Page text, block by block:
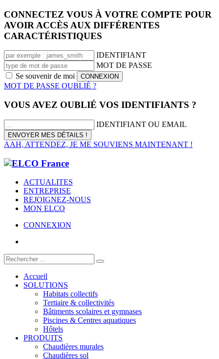
CONNECTEZ VOUS À VOTRE COMPTE POUR
AVOIR ACCÈS AUX DIFFÉRENTES
CARACTÉRISTIQUES
IDENTIFIANT
MOT DE PASSE
Se souvenir de moi
MOT DE PASSE OUBLIÉ ?
VOUS AVEZ OUBLIÉ VOS IDENTIFIANTS ?
IDENTIFIANT OU EMAIL
AAH, ATTENDEZ, JE ME SOUVIENS MAINTENANT !
ACTUALITES
ENTREPRISE
REJOIGNEZ-NOUS
MON ELCO
CONNEXION
Accueil
SOLUTIONS
Habitats collectifs
Tertiaire & collectivités
Bâtiments scolaires et gymnases
Piscines & Centres aquatiques
Hôtels
PRODUITS
Chaudières murales
Chaudières sol